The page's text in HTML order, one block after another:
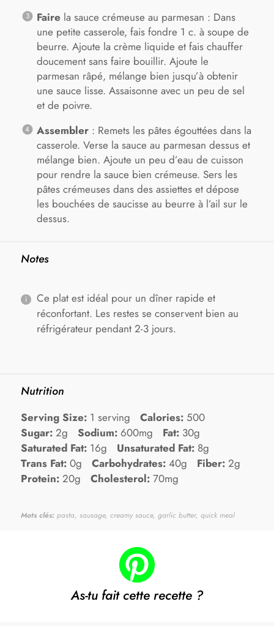
Faire la sauce crémeuse au parmesan : Dans
une petite casserole, fais fondre 1 c. à soupe de
beurre. Ajoute la crème liquide et fais chauffer
doucement sans faire bouillir. Ajoute le
parmesan râpé, mélange bien jusqu’à obtenir
une sauce lisse. Assaisonne avec un peu de sel
et de poivre.
Assembler: Remets les pâtes égouttées dans la
casserole. Verse la sauce au parmesan dessus et
mélange bien. Ajoute un peu d’eau de cuisson
pour rendre la sauce bien crémeuse. Sers les
pâtes crémeuses dans des assiettes et dépose
les bouchées de saucisse au beurre à l’ail sur le
dessus.
Notes
Ce plat est idéal pour un dîner rapide et
réconfortant. Les restes se conservent bien au
réfrigérateur pendant 2-3 jours.
Nutrition
Serving Size: 1 serving Calories: 500
Sugar: 2g Sodium: 600mg Fat: 30g
Saturated Fat: 16g Unsaturated Fat: 8g
Trans Fat: 0g Carbohydrates: 40g Fiber: 2g
Protein: 20g Cholesterol: 70mg
Mots clés: pasta, sausage, creamy sauce, garlic butter, quick meal
As-tu fait cette recette ?